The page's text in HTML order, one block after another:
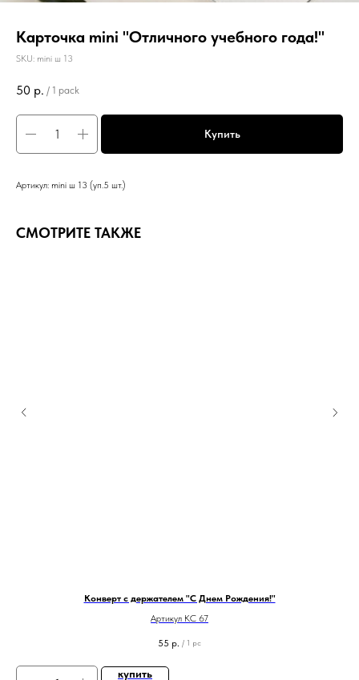
Карточка mini "Отличного учебного года!"
SKU: mini ш 13
50 р. / 1 pack
Купить
Артикул: mini ш 13 (уп.5 шт.)
СМОТРИТЕ ТАКЖЕ
Конверт с держателем "С Днем Рождения!"
Артикул КС 67
55 р. / 1 pc
купить